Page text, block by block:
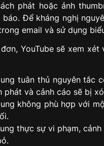
phát hoặc ảnh
Để kháng nghị
email và sử dụng
YouTube sẽ xem
tuân thủ nguyên tắc
phát và cảnh cáo sẽ bị
không phù hợp với
thực sự vi phạm,